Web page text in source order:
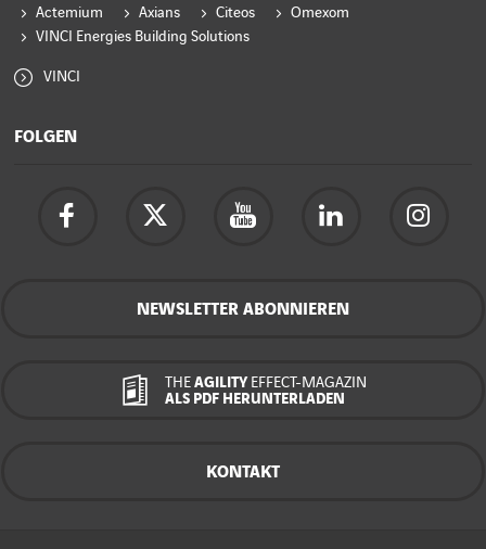
Actemium Axians Citeos
Omexom
VINCI Energies Building Solutions
VINCI
FOLGEN
NEWSLETTER ABONNIEREN
THE AGILITY EFFECT-MAGAZIN
ALS PDF HERUNTERLADEN
KONTAKT